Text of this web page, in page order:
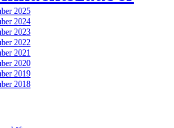
2025
2024
2023
2022
2021
2020
2019
2018